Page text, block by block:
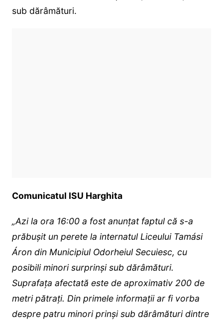
sub dărâmături.
Comunicatul ISU Harghita
„Azi la ora 16:00 a fost anunțat faptul că s-a
prăbușit un perete la internatul Liceului Tamási
Áron din Municipiul Odorheiul Secuiesc, cu
posibili minori surprinși sub dărâmături.
Suprafața afectată este de aproximativ 200 de
metri pătrați. Din primele informații ar fi vorba
despre patru minori prinși sub dărâmături dintre